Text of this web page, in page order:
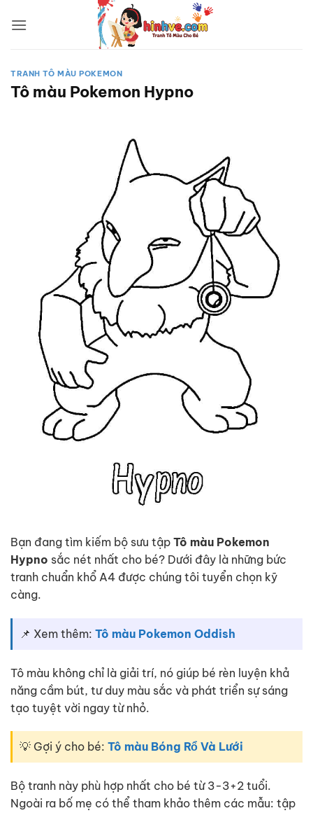
qua
TRANH TÔ MÀU POKEMON
Tô màu Pokemon Hypno
Bạn đang tìm kiếm bộ sưu tập Tô màu Pokemon
Hypno sắc nét nhất cho bé? Dưới đây là những bức
tranh chuẩn khổ A4 được chúng tôi tuyển chọn kỹ
càng.
📌 Xem thêm: Tô màu Pokemon Oddish
Tô màu không chỉ là giải trí, nó giúp bé rèn luyện khả
năng cầm bút, tư duy màu sắc và phát triển sự sáng
tạo tuyệt vời ngay từ nhỏ.
💡 Gợi ý cho bé: Tô màu Bóng Rổ Và Lưới
Bộ tranh này phù hợp nhất cho bé từ 3-3+2 tuổi.
Ngoài ra bố mẹ có thể tham khảo thêm các mẫu: tập